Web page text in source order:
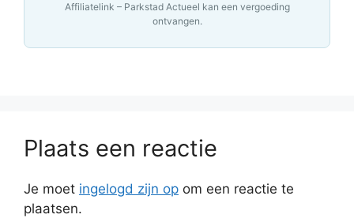
Affiliatelink – Parkstad Actueel kan een vergoeding
ontvangen.
Plaats een reactie
Je moet ingelogd zijn op om een reactie te
plaatsen.